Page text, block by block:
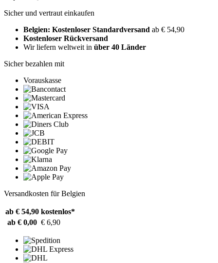
Sicher und vertraut einkaufen
Belgien: Kostenloser Standardversand ab € 54,90
Kostenloser Rückversand
Wir liefern weltweit in über 40 Länder
Sicher bezahlen mit
Vorauskasse
Versandkosten für Belgien
ab € 54,90 kostenlos*
ab € 0,00 € 6,90